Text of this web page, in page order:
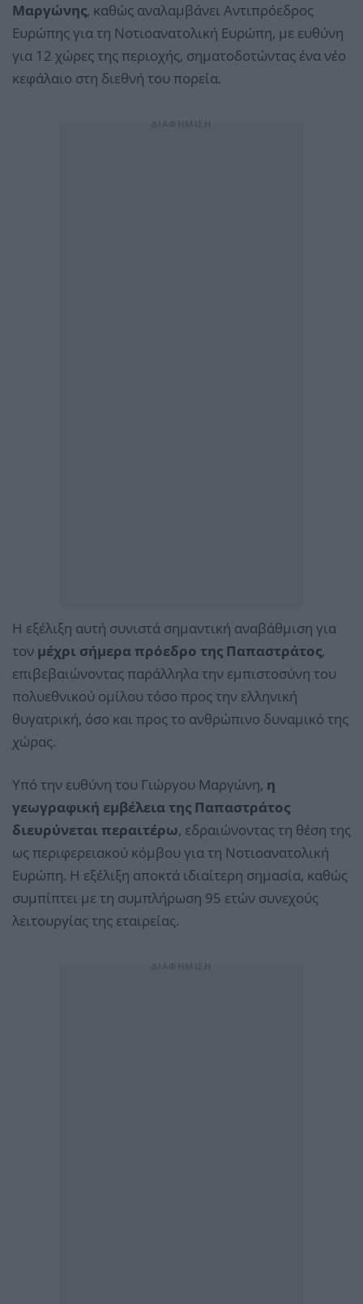
Μαργώνης, καθώς αναλαμβάνει Αντιπρόεδρος
Ευρώπης για τη Νοτιοανατολική Ευρώπη, με ευθύνη
για 12 χώρες της περιοχής, σηματοδοτώντας ένα νέο
κεφάλαιο στη διεθνή του πορεία.
Η εξέλιξη αυτή συνιστά σημαντική αναβάθμιση για
τον μέχρι σήμερα πρόεδρο της Παπαστράτος,
επιβεβαιώνοντας παράλληλα την εμπιστοσύνη του
πολυεθνικού ομίλου τόσο προς την ελληνική
θυγατρική, όσο και προς το ανθρώπινο δυναμικό της
χώρας.
Υπό την ευθύνη του Γιώργου Μαργώνη, η
γεωγραφική εμβέλεια της Παπαστράτος
διευρύνεται περαιτέρω, εδραιώνοντας τη θέση της
ως περιφερειακού κόμβου για τη Νοτιοανατολική
Ευρώπη. Η εξέλιξη αποκτά ιδιαίτερη σημασία, καθώς
συμπίπτει με τη συμπλήρωση 95 ετών συνεχούς
λειτουργίας της εταιρείας.